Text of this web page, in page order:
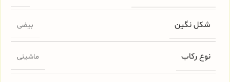
شکل نگین بیضی
نوع رکاب ماشینی